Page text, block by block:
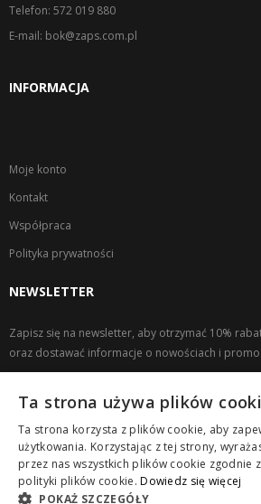
Telefon: 572 019 880
E-mail: bok@zaps.com.pl
INFORMACJA
Moje konto
Kontakt
Współpraca
Polityka prywatności
NEWSLETTER
Zapisz się na newsletter, aby otrzymać 10%
oraz dostawać informacje o nowościach i
Ta strona używa plików
Ta strona korzysta z plików cookie, aby
użytkowania. Korzystając z tej strony,
przez nas wszystkich plików cookie zgodnie
polityki plików cookie.Dowiedz się więcej
POKAŻ SZCZEGÓŁY